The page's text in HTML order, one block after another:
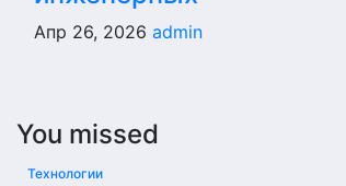
Апр 26, 2026 admin
You missed
Технологии